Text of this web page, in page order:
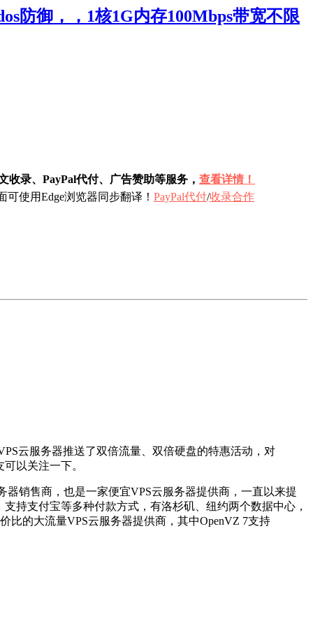
防御，，1核1G内存100Mbps带宽不限
收录、PayPal代付、广告赞助等服务， 查看详情！
使用Edge浏览器同步翻译！ PayPal代付/收录合作
云服务器推送了双倍流量、双倍硬盘的特惠活动，对
以关注一下。
器销售商，也是一家便宜VPS云服务器提供商，一直以来提
持支付宝等多种付款方式，有洛杉矶、纽约两个数据中心，
比的大流量VPS云服务器提供商，其中OpenVZ 7支持